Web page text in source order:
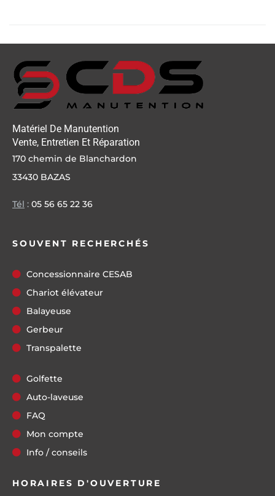
Matériel De Manutention
Vente, Entretien Et Réparation
170 chemin de Blanchardon
33430 BAZAS
Tél : 05 56 65 22 36
SOUVENT RECHERCHÉS
Concessionnaire CESAB
Chariot élévateur
Balayeuse
Gerbeur
Transpalette
Golfette
Auto-laveuse
FAQ
Mon compte
Info / conseils
HORAIRES D'OUVERTURE